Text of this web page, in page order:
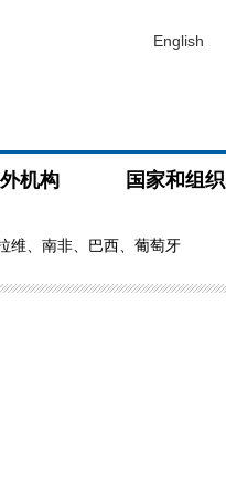
English
机构 国家和组织
维、南非、巴西、葡萄牙